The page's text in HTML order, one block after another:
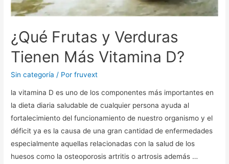
¿Qué Frutas y Verduras
Tienen Más Vitamina D?
Sin categoría / Porfruvext
la vitamina D es uno de los componentes más importantes en
la dieta diaria saludable de cualquier persona ayuda al
fortalecimiento del funcionamiento de nuestro organismo y el
déficit ya es la causa de una gran cantidad de enfermedades
especialmente aquellas relacionadas con la salud de los
huesos como la osteoporosis artritis o artrosis además …